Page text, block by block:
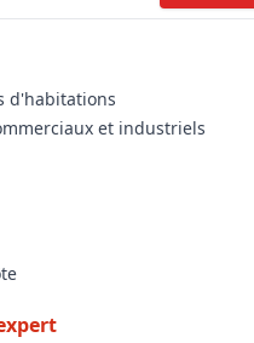
d'habitations
et industriels